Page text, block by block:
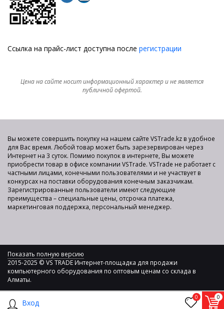
Вход
0 0
Ссылка на прайс-лист доступна после регистрации
Цена на сайте носит информационный характер и не является
публичной офертой.
Вы можете совершить покупку на нашем сайте VSTrade.kz в удобное
для Вас время. Любой товар может быть зарезервирован через
Интернет на 3 суток. Помимо покупок в интернете, Вы можете
приобрести товар в офисе компании VSTrade. VSTrade не работает с
частными лицами, конечными пользователями и не участвует в
конкурсах на поставки оборудования конечным заказчикам.
Зарегистрированные пользователи имеют следующие
преимущества – специальные цены, отсрочка платежа,
маркетинговая поддержка, персональный менеджер.
Показать полную версию
2015-2025 © VS TRADE Интернет-площадка для продажи
компьютерного оборудования по оптовым ценам со склада в
Алматы.